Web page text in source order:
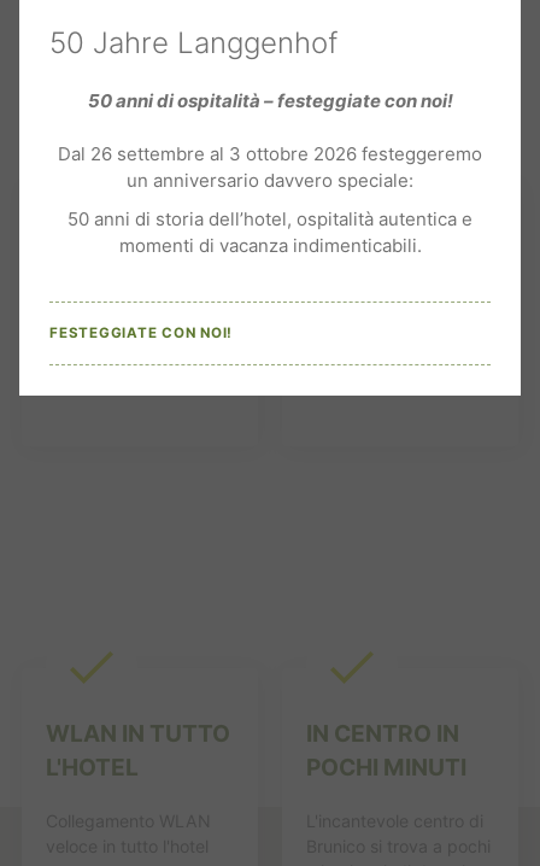
GARAGE
Posto auto gratuito nel
LATE CHECK IN /
WLAN IN TUTTO
L'HOTEL
IN CENTRO IN
POCHI MINUTI
50 Jahre Langgenhof
50 anni di ospitalità – festeggiate con noi!
Dal 26 settembre al 3 ottobre 2026 festeggeremo
un anniversario davvero speciale:
50 anni di storia dell’hotel, ospitalità autentica e
momenti di vacanza indimenticabili.
FESTEGGIATE CON NOI!